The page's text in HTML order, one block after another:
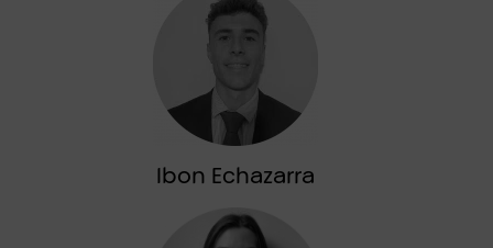
Ibon Echazarra